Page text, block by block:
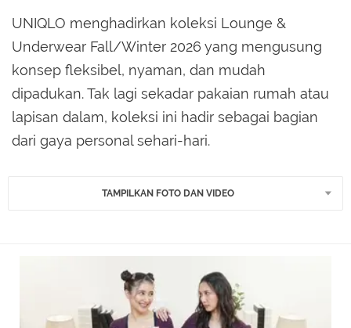
UNIQLO menghadirkan koleksi Lounge &
Underwear Fall/Winter 2026 yang mengusung
konsep fleksibel, nyaman, dan mudah
dipadukan. Tak lagi sekadar pakaian rumah atau
lapisan dalam, koleksi ini hadir sebagai bagian
dari gaya personal sehari-hari.
TAMPILKAN FOTO DAN VIDEO